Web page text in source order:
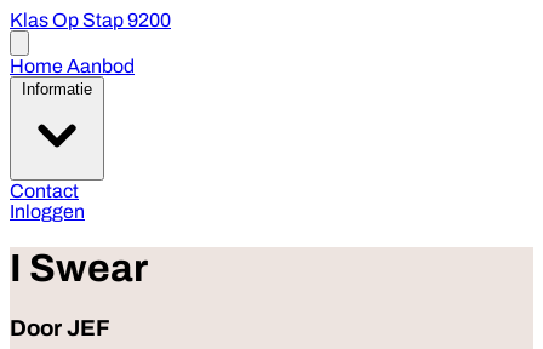
Klas Op Stap 9200
menu
HomeAanbod
Informatie
Contact
Inloggen
I Swear
Door JEF